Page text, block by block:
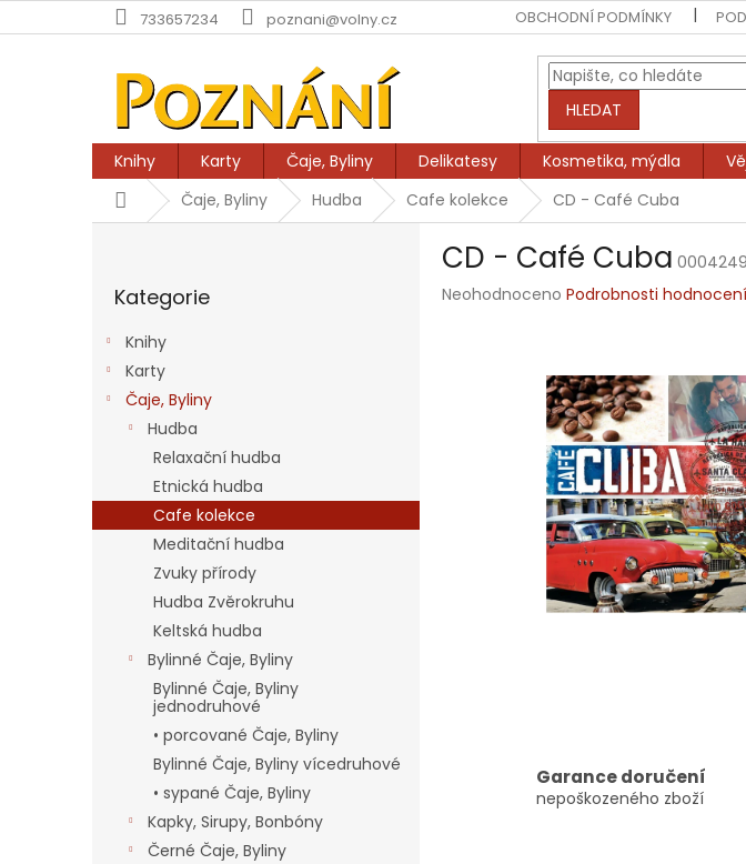
na
733657234 poznani@volny.cz OBCHODNÍ PODMÍNKY
HLEDAT
Knihy Karty Čaje, Byliny Delikatesy Kosmetika, mýdla
DomůČaje, Byliny Hudba Cafe kolekce CD - Café Cuba
n
e
kategorie
Kategorie
Knihy
Karty
Čaje, Byliny
Hudba
Relaxační hudba
Etnická hudba
Cafe kolekce
Meditační hudba
Zvuky přírody
Hudba Zvěrokruhu
Keltská hudba
Bylinné Čaje, Byliny
Bylinné Čaje, Byliny
jednodruhové
• porcované Čaje, Byliny
Bylinné Čaje, Byliny vícedruhové
• sypané Čaje, Byliny
Kapky, Sirupy, Bonbóny
Černé Čaje, Byliny
CD - Café Cuba 0004249
Průměrné
Neohodnoceno Podrobnosti hodnocení
Garance doručení
nepoškozeného zboží